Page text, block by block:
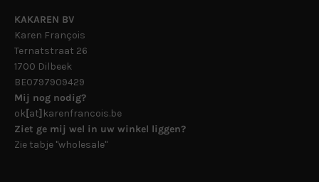
KAKAREN BV
Karen François
Ternatstraat 26
1700 Dilbeek
BE0797909429
Mij nog nodig?
ok[at] karenfrancois.be
Ziet ge mij wel in uw winkel liggen?
Zie tabje "wholesale"